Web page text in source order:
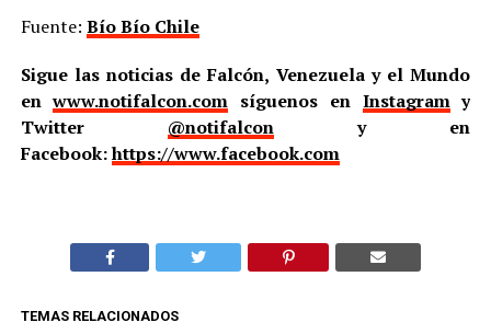
Fuente: Bío Bío Chile
Sigue las noticias de Falcón, Venezuela y el Mundo
enwww.notifalcon.com síguenos en Instagramy
Twitter @notifalcony en
Facebook:https://www.facebook.com
TEMAS RELACIONADOS